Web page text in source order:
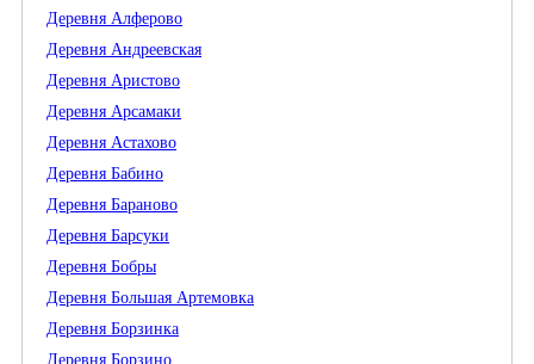
Деревня Алферово
Деревня Андреевская
Деревня Аристово
Деревня Арсамаки
Деревня Астахово
Деревня Бабино
Деревня Бараново
Деревня Барсуки
Деревня Бобры
Деревня Большая Артемовка
Деревня Борзинка
Деревня Борзино